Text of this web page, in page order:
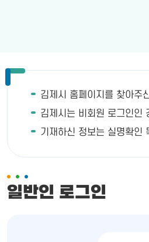
김제시 홈페이지를 찾아주
김제시는 비회원 로그인인
기재하신 정보는 실명확인
일반인 로그인